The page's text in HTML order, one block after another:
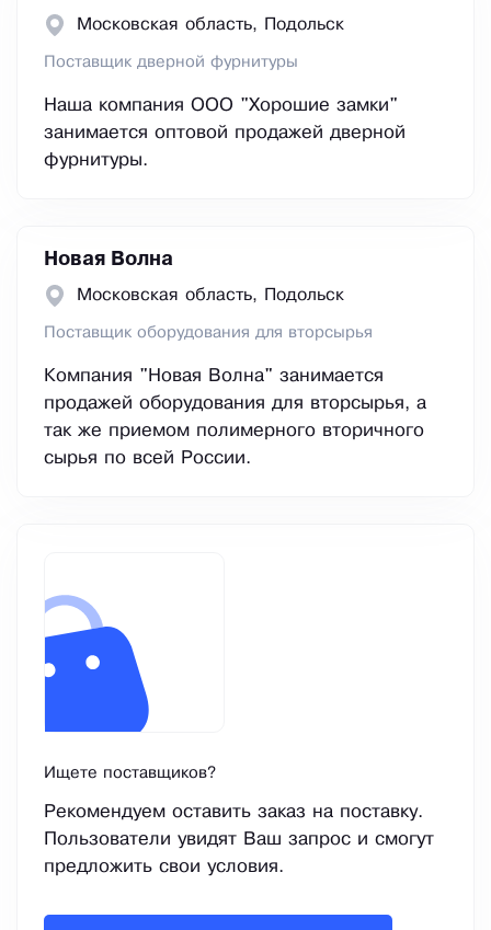
Московская область, Подольск
Поставщик дверной фурнитуры
Наша компания ООО "Хорошие замки"
занимается оптовой продажей дверной
фурнитуры.
Новая Волна
Московская область, Подольск
Поставщик оборудования для вторсырья
Компания "Новая Волна" занимается
продажей оборудования для вторсырья, а
так же приемом полимерного вторичного
сырья по всей России.
Ищете поставщиков?
Рекомендуем оставить заказ на поставку.
Пользователи увидят Ваш запрос и смогут
предложить свои условия.